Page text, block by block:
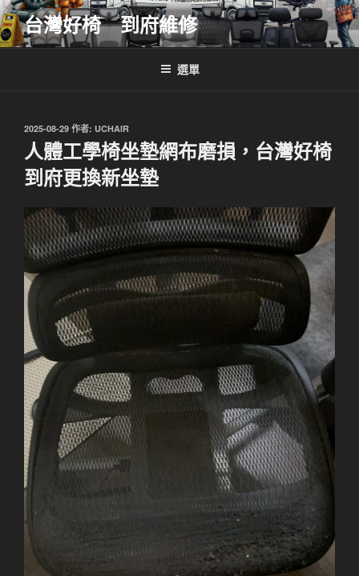
跳
至
主
台灣好椅 到府維修
選單
發
於
2025-08-29 作者: UCHAIR
人體工學椅坐墊網布磨損，台灣好椅
到府更換新坐墊